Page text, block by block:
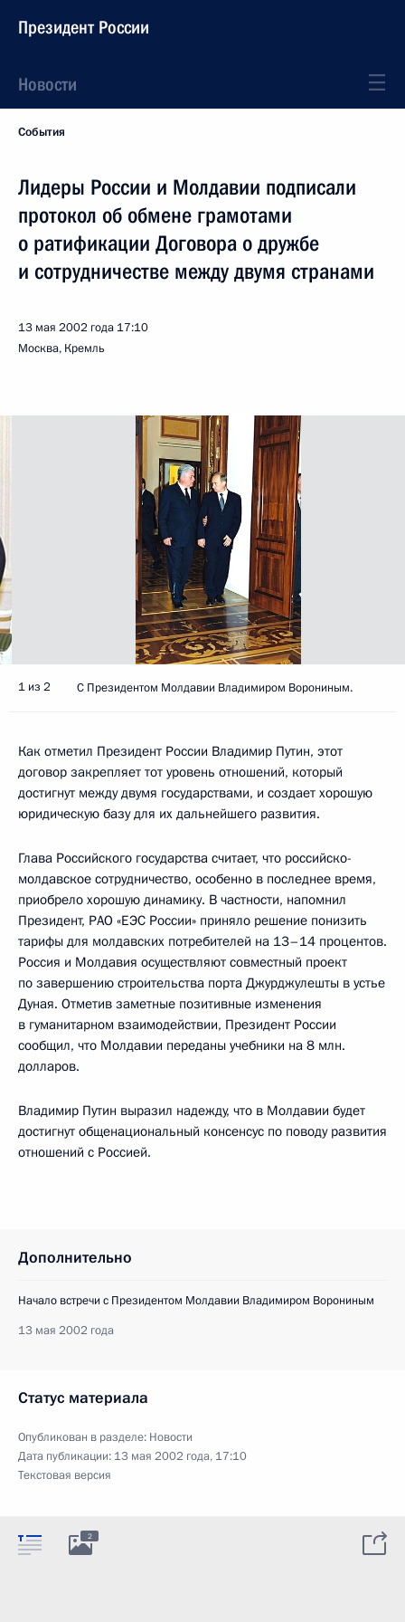
Президент России
Новости
События
Лидеры России и Молдавии подписали
протокол об обмене грамотами
о ратификации Договора о дружбе
и сотрудничестве между двумя странами
13 мая 2002 года 17:10
Москва, Кремль
1 из 2 С Президентом Молдавии Владимиром Ворониным.
Как отметил Президент России Владимир Путин, этот
договор закрепляет тот уровень отношений, который
достигнут между двумя государствами, и создает хорошую
юридическую базу для их дальнейшего развития.
Глава Российского государства считает, что российско-
молдавское сотрудничество, особенно в последнее время,
приобрело хорошую динамику. В частности, напомнил
Президент, РАО «ЕЭС России» приняло решение понизить
тарифы для молдавских потребителей на 13–14 процентов.
Россия и Молдавия осуществляют совместный проект
по завершению строительства порта Джурджулешты в устье
Дуная. Отметив заметные позитивные изменения
в гуманитарном взаимодействии, Президент России
сообщил, что Молдавии переданы учебники на 8 млн.
долларов.
Владимир Путин выразил надежду, что в Молдавии будет
достигнут общенациональный консенсус по поводу развития
отношений с Россией.
Дополнительно
Начало встречи с Президентом Молдавии Владимиром Ворониным
13 мая 2002 года
Статус материала
Опубликован в разделе: Новости
Дата публикации: 13 мая 2002 года, 17:10
Текстовая версия
2